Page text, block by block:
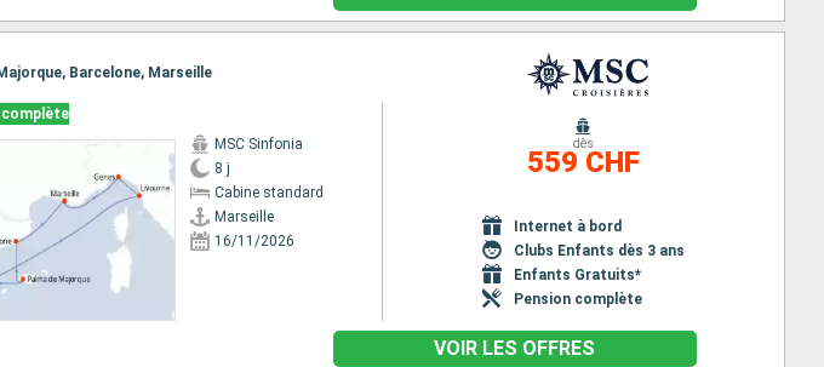
Barcelone, Marseille
complète
MSC Sinfonia
8 j
Cabine standard
Marseille
16/11/2026
dès
559 CHF
Internet à bord
Clubs Enfants dès 3 ans
Enfants Gratuits*
Pension complète
VOIR LES OFFRES